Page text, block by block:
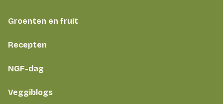
Groenten en fruit
Recepten
NGF-dag
Veggiblogs